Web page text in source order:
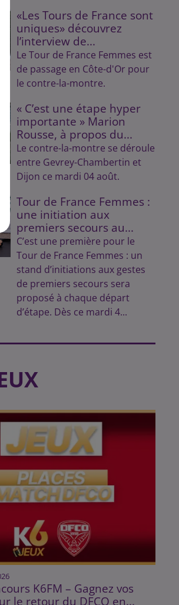
«Les Tours de France sont
uniques» découvrez
l’interview de...
Le Tour de France Femmes est
de passage en Côte-d'Or pour
le contre-la-montre.
« C’est une étape hyper
importante » Marion
Rousse, à propos du...
Le contre-la-montre se déroule
entre Gevrey-Chambertin et
Dijon ce mardi 04 août.
Tour de France Femmes :
une initiation aux
premiers secours au...
C’est une première pour le
Tour de France Femmes : un
stand d’initiations aux gestes
de premiers secours sera
proposé à chaque départ
d’étape. Dès ce mardi 4...
K6FM – Gagnez vos
le retour du DFCO en...